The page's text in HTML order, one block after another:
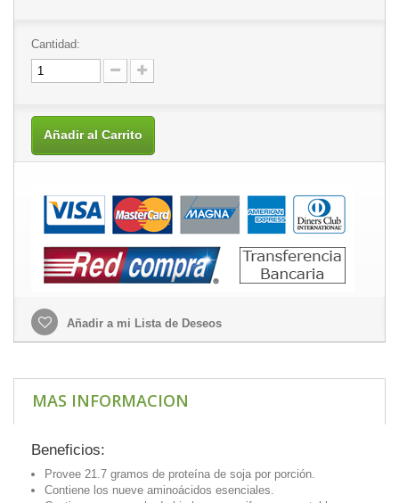
Cantidad:
Añadir al Carrito
Añadir a mi Lista de Deseos
MAS INFORMACION
Beneficios:
Provee 21.7 gramos de proteína de soja por porción.
Contiene los nueve aminoácidos esenciales.